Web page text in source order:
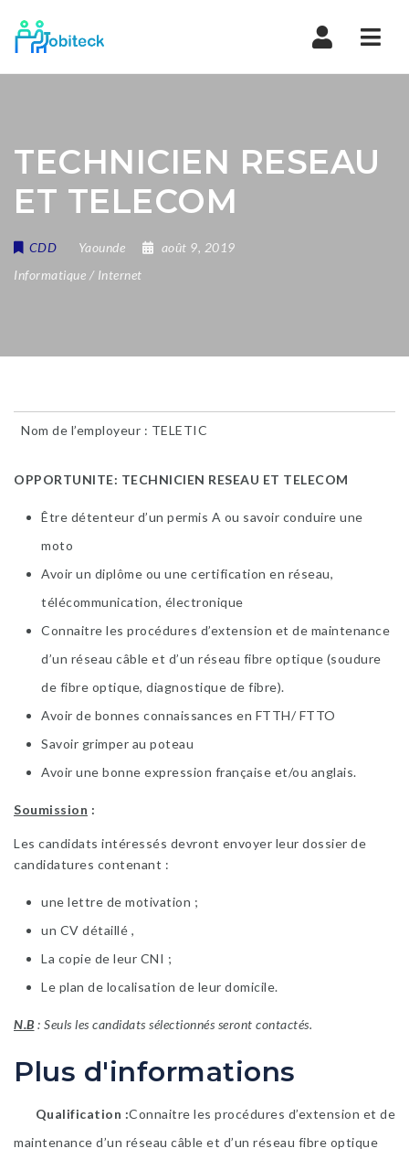
TECHNICIEN RESEAU
ET TELECOM
CDD Yaounde
août 9, 2019
Informatique / Internet
Nom de l’employeur : TELETIC
OPPORTUNITE: TECHNICIEN RESEAU ET TELECOM
​Être détenteur d’un permis A ou savoir conduire une
moto
​Avoir un diplôme ou une certification en réseau,
télécommunication, électronique
​Connaitre les procédures d’extension et de maintenance
d’un réseau câble et d’un réseau fibre optique (soudure
de fibre optique, diagnostique de fibre).
Avoir de bonnes connaissances en FTTH/ FTTO
Savoir grimper au poteau
​Avoir une bonne expression française et/ou anglais.
Soumission :
Les candidats intéressés devront envoyer leur dossier de
candidatures contenant :
une lettre de motivation ;
un CV détaillé ,
La copie de leur CNI ;
Le plan de localisation de leur domicile.
N.B : Seuls les candidats sélectionnés seront contactés.
Plus d'informations
Qualification ​Connaitre les procédures d’extension et de
maintenance d’un réseau câble et d’un réseau fibre optique